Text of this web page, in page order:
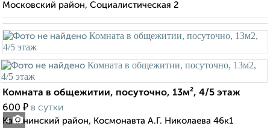
Московский район, Социалистическая 2
4
Комната в общежитии, посуточно, 13м², 4/5 этаж
600 ₽ в сутки
Калининский район, Космонавта А.Г. Николаева 46к1